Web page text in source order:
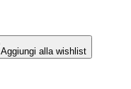
Aggiungi alla wishlist